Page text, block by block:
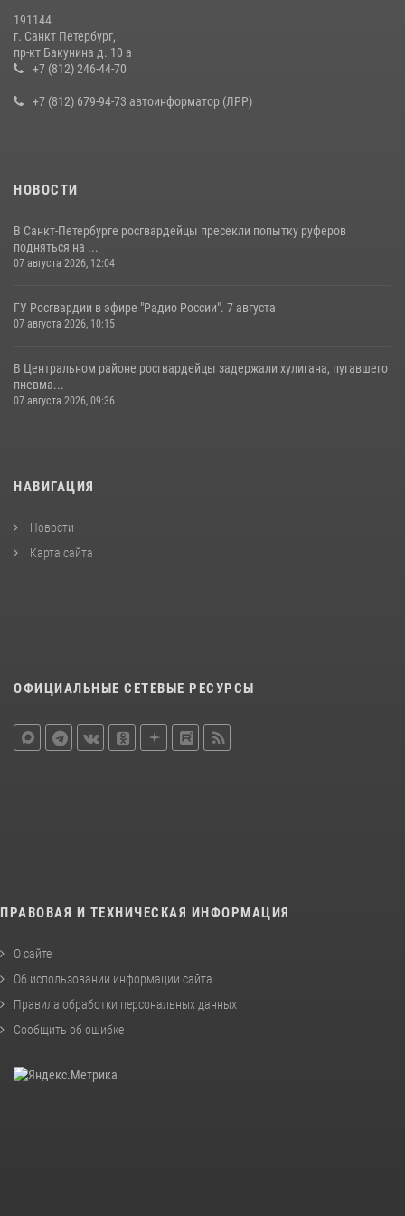
В Ленобласти сотрудники Росгвардии провели встречу с
воспитанниками детского клуба «Умные каникулы»
191144
г. Санкт Петербург,
пр-кт Бакунина д. 10 а
+7 (812) 246-44-70
+7 (812) 679-94-73 автоинформатор (ЛРР)
НОВОСТИ
В Санкт-Петербурге росгвардейцы пресекли попытку руферов
подняться на ...
07 августа 2026, 12:04
ГУ Росгвардии в эфире "Радио России". 7 августа
07 августа 2026, 10:15
В Центральном районе росгвардейцы задержали хулигана, пугавшего
пневма...
07 августа 2026, 09:36
НАВИГАЦИЯ
Новости
Карта сайта
ОФИЦИАЛЬНЫЕ СЕТЕВЫЕ РЕСУРСЫ
ПРАВОВАЯ И ТЕХНИЧЕСКАЯ ИНФОРМАЦИЯ
О сайте
Об использовании информации сайта
Правила обработки персональных данных
Сообщить об ошибке